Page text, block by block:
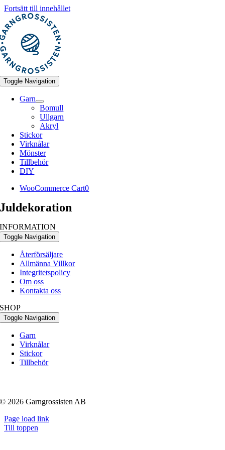
Fortsätt till innehållet
Toggle Navigation
Garn
Bomull
Ullgarn
Akryl
Stickor
Virknålar
Mönster
Tillbehör
DIY
WooCommerce Cart0
Juldekoration
INFORMATION
Toggle Navigation
Återförsäljare
Allmänna Villkor
Integritetspolicy
Om oss
Kontakta oss
SHOP
Toggle Navigation
Garn
Virknålar
Stickor
Tillbehör
© 2026 Garngrossisten AB
Page load link
Till toppen